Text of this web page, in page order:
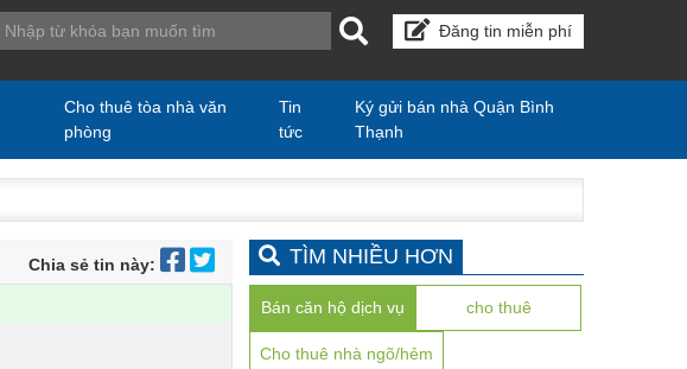
Đăng tin miễn phí
Cho thuê tòa nhà văn
phòng
Tin
tức
Ký gửi bán nhà Quận Bình
Thạnh
Chia sẻ tin này: TÌM NHIỀU HƠN
Bán căn hộ dịch vụ cho thuê
Cho thuê nhà ngõ/hẻm